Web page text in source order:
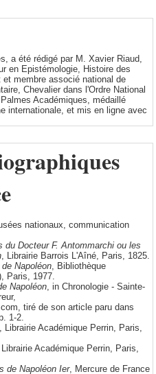
a été rédigé par M. Xavier Riaud,
en Epistémologie, Histoire des
membre associé national de
Chevalier dans l'Ordre National
Académiques, médaillé
internationale, et mis en ligne avec
nationaux, communication
du Docteur F. Antommarchi ou les
, Librairie Barrois L'Aîné, Paris, 1825.
Napoléon, Bibliothèque
Paris, 1977.
Napoléon, in Chronologie - Sainte-
tiré de son article paru dans
1-2.
, Librairie Académique Perrin, Paris,
Académique Perrin, Paris,
de Napoléon Ier, Mercure de France